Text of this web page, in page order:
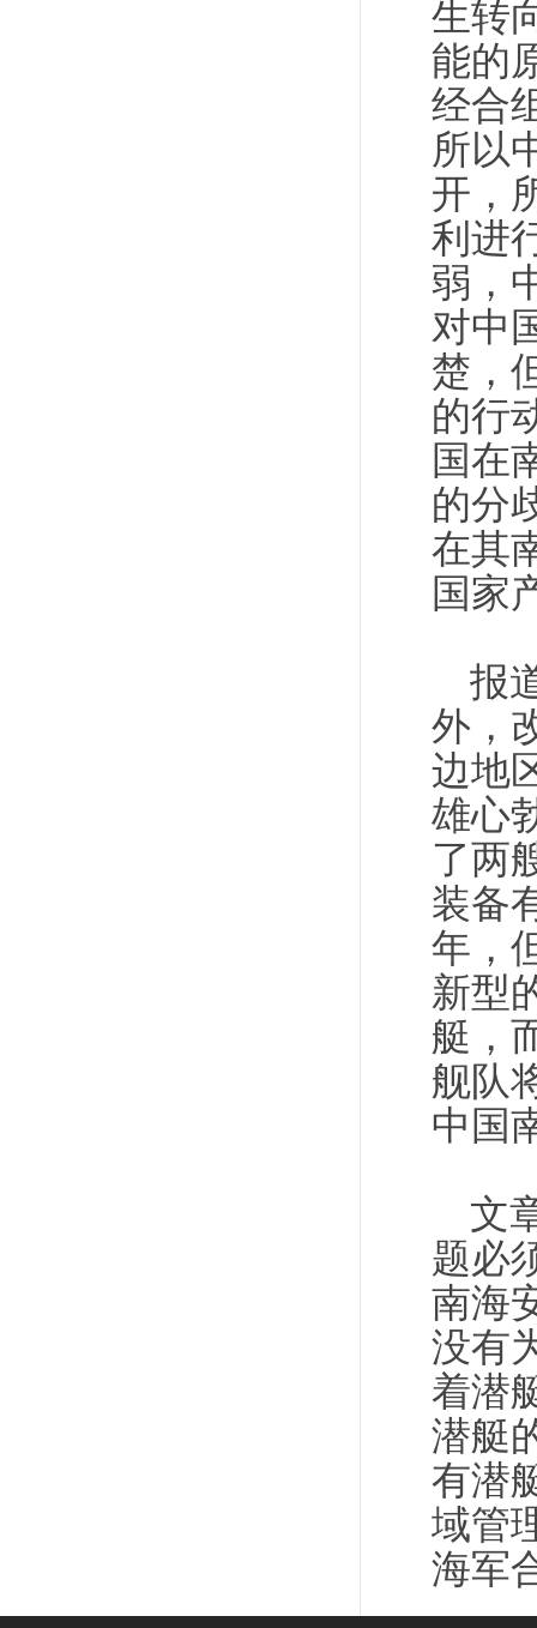
生转
能的
经合
所以
开，
利进
弱，
对中
楚，
的行
国在
的分
在其
国家
报
外，
边地
雄心
了两
装备
年，
新型
艇，
舰队
中国
文
题必
南海
没有
着潜
潜艇
有潜
域管
海军